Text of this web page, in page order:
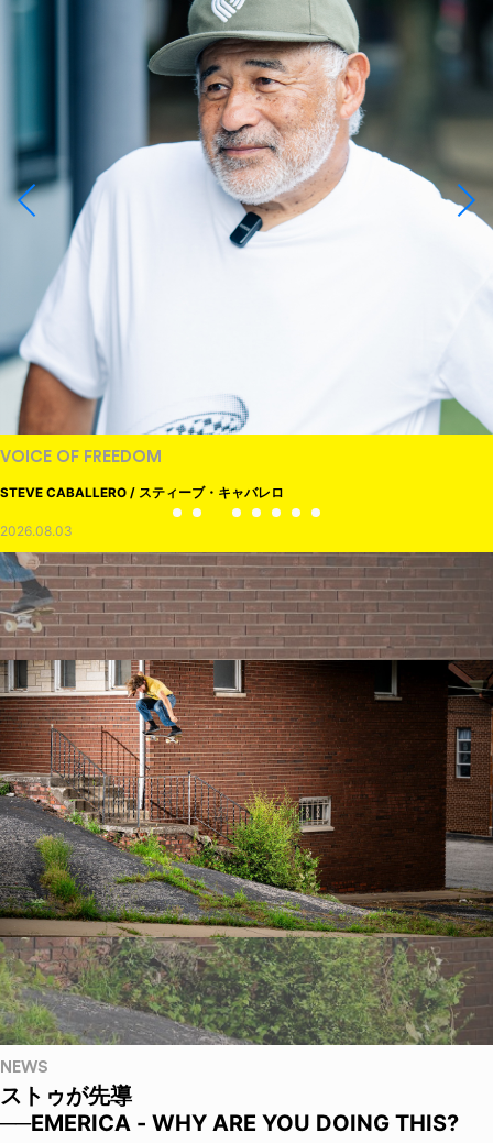
VOICE OF FREEDOM
STEVE CABALLERO / スティーブ・キャバレロ
2026.08.03
NEWS
ストゥが先導
──EMERICA - WHY ARE YOU DOING THIS?